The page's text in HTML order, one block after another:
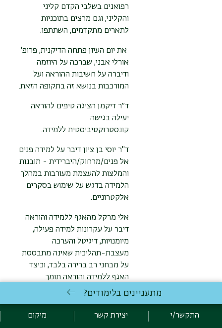
רפואנים בשלבי הקדם קליני
והקליני, וגם מרצים בתוכניות
לתארים מתקדמים, השתתפו.
את יום העיון פתחה הדיקנית, פרופ'
אורלי אבני, שברכה על היוזמה
ודיברה על חשיבות ההוראה ועל
המורכבות בנושא זה בתקופה הזאת.
ד״ר דיקמן הציגה טיפים להוראה
יעילה בגישה
קונסטרוקטיביסטית ללמידה.
ד"ר יוסי בן ציון דיבר על למידה פנים
אל פנים/מרחוק/היברידית - תובנות
והמלצות להעצמת מעורבות במהלך
הלמידה בדגש על שימוש בסקרים
אלקטרוניים.
אלי מרקל מהאגף ללמידה והוראה
דיבר על עקרונות למידה פעילה,
מיומנויות, דיגיטל והערכה
מעצבת-תהליכית שאינה מתבססת
על מבחני רב ברירה בלבד, וכיצד
האגף ללמידה והוראה תומך
בשילובם בהוראה.
הוא גם ציין את
פרליץ מהמרכז הרפואי צפון (פוריה)
מתעניינים בלימודים?
התקשר/י יצירת קשר מיקום